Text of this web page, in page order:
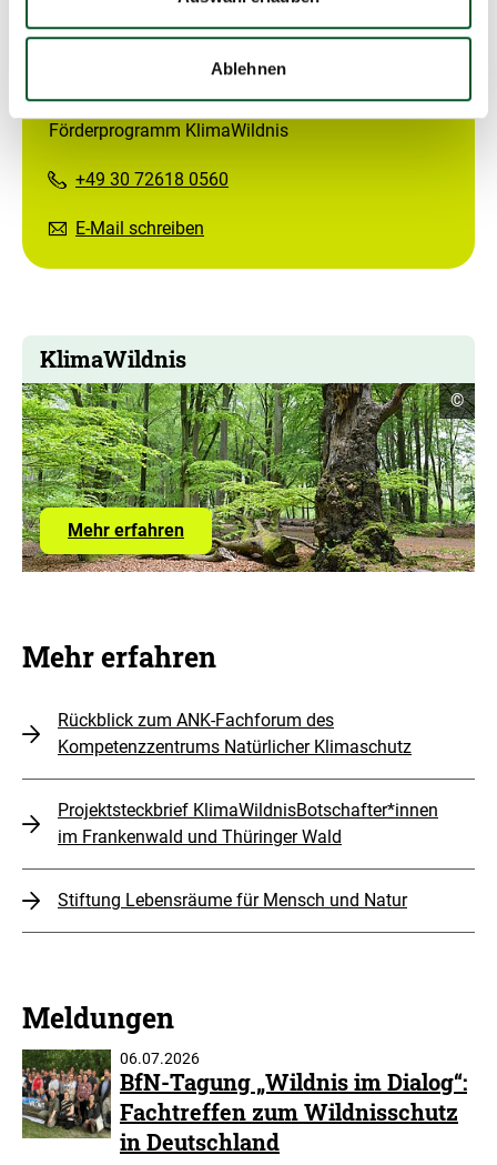
Ablehnen
Förderprogramm KlimaWildnis
+49 30 72618 0560
E-Mail schreiben
KlimaWildnis
Mehr erfahrenzum
Förderprogramm
©
Mehr erfahren
Rückblick zum ANK-Fachforum des
Kompetenzzentrums Natürlicher Klimaschutz
Projektsteckbrief KlimaWildnisBotschafter*innen
im Frankenwald und Thüringer Wald
Stiftung Lebensräume für Mensch und Natur
Meldungen
06.07.2026
BfN-Tagung „Wildnis im Dialog“:
Fachtreffen zum Wildnisschutz
in Deutschland